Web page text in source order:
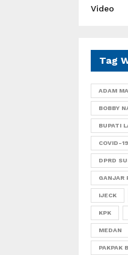
Video
Tag
ADAM
BOBBY
BUPATI
COVID-19
DPRD
GANJAR
IJECK
KPK
MEDAN
PAKPAK